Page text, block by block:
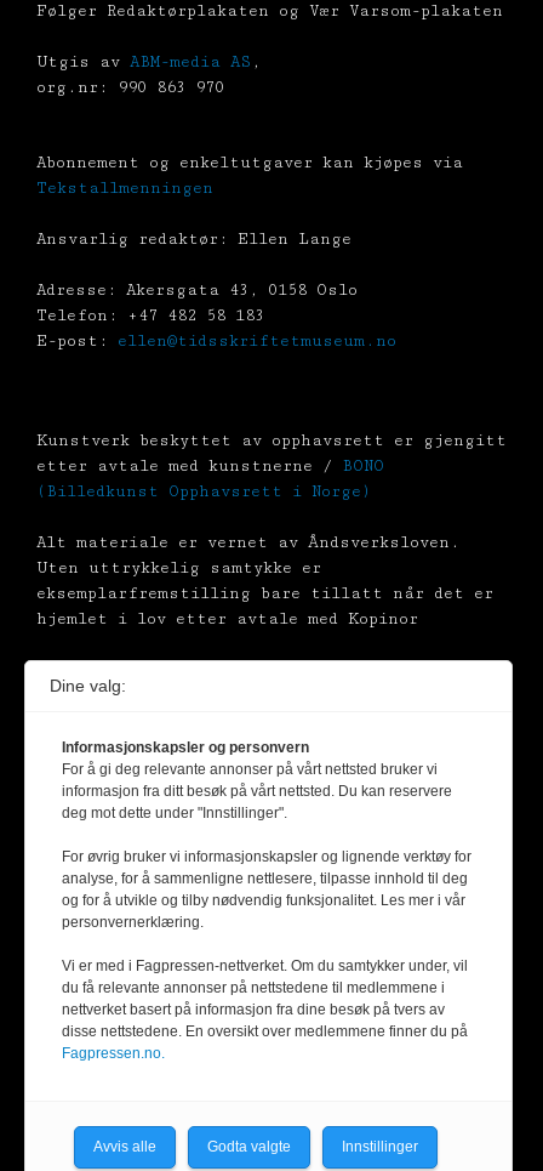
Følger Redaktørplakaten og Vær Varsom-plakaten
Utgis av ABM-media AS ,
org.nr: 990 863 970
Abonnement og enkeltutgaver kan kjøpes via
Tekstallmenningen
Ansvarlig redaktør: Ellen Lange
Adresse: Akersgata 43, 0158 Oslo
Telefon: +47 482 58 183
E-post: ellen@tidsskriftetmuseum.no
Kunstverk beskyttet av opphavsrett er gjengitt
etter avtale med kunstnerne / BONO
(Billedkunst Opphavsrett i Norge)
Alt materiale er vernet av Åndsverksloven.
Uten uttrykkelig samtykke er
eksemplarfremstilling bare tillatt når det er
hjemlet i lov etter avtale med Kopinor
Dine valg:
Informasjonskapsler og personvern
For å gi deg relevante annonser på vårt nettsted bruker vi
informasjon fra ditt besøk på vårt nettsted. Du kan reservere
deg mot dette under "Innstillinger".
For øvrig bruker vi informasjonskapsler og lignende verktøy for
analyse, for å sammenligne nettlesere, tilpasse innhold til deg
og for å utvikle og tilby nødvendig funksjonalitet. Les mer i vår
personvernerklæring.
Vi er med i Fagpressen-nettverket. Om du samtykker under, vil
du få relevante annonser på nettstedene til medlemmene i
nettverket basert på informasjon fra dine besøk på tvers av
disse nettstedene. En oversikt over medlemmene finner du på
Fagpressen.no.
Avvis alle Godta valgte Innstillinger